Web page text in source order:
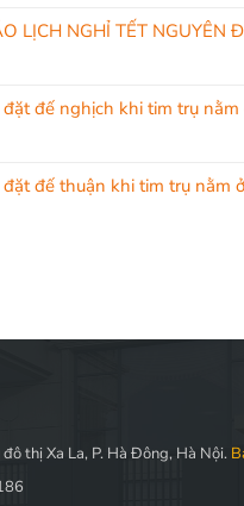
LỊCH NGHỈ TẾT NGUYÊN
đế nghịch khi tim trụ nằm
đế thuận khi tim trụ nằm
thị Xa La, P. Hà Đông, Hà Nội.